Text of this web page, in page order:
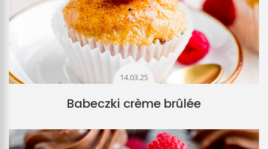
14.03.25
Babeczki crème brûlée